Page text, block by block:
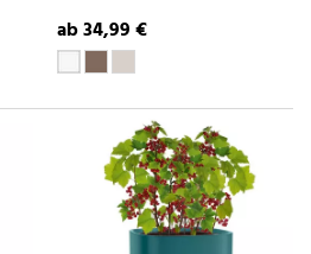
ab 34,99 €